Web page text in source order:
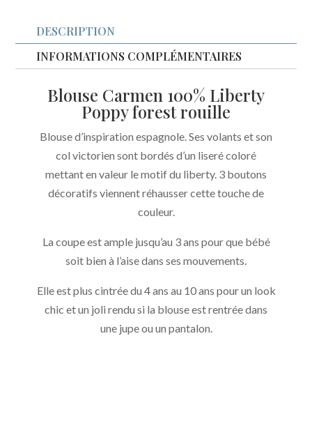
DESCRIPTION
INFORMATIONS COMPLÉMENTAIRES
Blouse Carmen 100% Liberty
Poppy forest rouille
Blouse d’inspiration espagnole. Ses volants et son
col victorien sont bordés d’un liseré coloré
mettant en valeur le motif du liberty. 3 boutons
décoratifs viennent réhausser cette touche de
couleur.
La coupe est ample jusqu’au 3 ans pour que bébé
soit bien à l’aise dans ses mouvements.
Elle est plus cintrée du 4 ans au 10 ans pour un look
chic et un joli rendu si la blouse est rentrée dans
une jupe ou un pantalon.